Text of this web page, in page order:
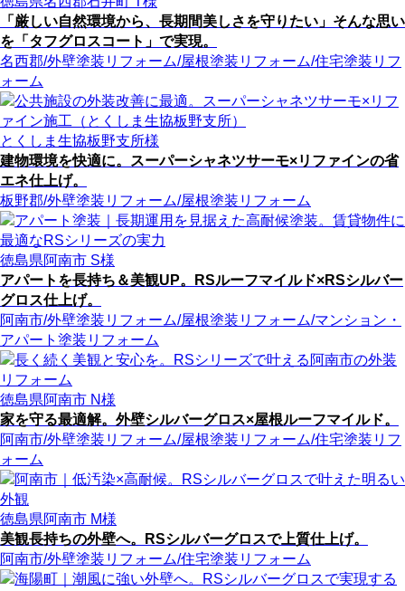
「厳しい自然環境から、長期間美しさを守りたい」そんな思い
を「タフグロスコート」で実現。
名西郡/外壁塗装リフォーム/屋根塗装リフォーム/住宅塗装リフ
ォーム
とくしま生協板野支所様
建物環境を快適に。スーパーシャネツサーモ×リファインの省
エネ仕上げ。
板野郡/外壁塗装リフォーム/屋根塗装リフォーム
徳島県阿南市 S様
アパートを長持ち＆美観UP。RSルーフマイルド×RSシルバー
グロス仕上げ。
阿南市/外壁塗装リフォーム/屋根塗装リフォーム/マンション・
アパート塗装リフォーム
徳島県阿南市 N様
家を守る最適解。外壁シルバーグロス×屋根ルーフマイルド。
阿南市/外壁塗装リフォーム/屋根塗装リフォーム/住宅塗装リフ
ォーム
徳島県阿南市 M様
美観長持ちの外壁へ。RSシルバーグロスで上質仕上げ。
阿南市/外壁塗装リフォーム/住宅塗装リフォーム